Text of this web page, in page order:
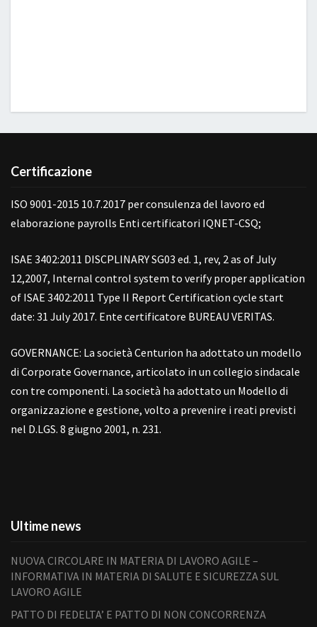
Certificazione
ISO 9001-2015 10.7.2017 per consulenza del lavoro ed
elaborazione payrolls Enti certificatori IQNET-CSQ;
ISAE 3402:2011 DISCPLINARY SG03 ed. 1, rev, 2 as of July
12,2007, Internal control system to verify proper application
of ISAE 3402:2011 Type II Report Certification cycle start
date: 31 July 2017. Ente certificatore BUREAU VERITAS.
GOVERNANCE: La società Centurion ha adottato un modello
di Corporate Governance, articolato in un collegio sindacale
con tre componenti. La società ha adottato un Modello di
organizzazione e gestione, volto a prevenire i reati previsti
nel D.LGS. 8 giugno 2001, n. 231.
Ultime news
NUOVA CIRCOLARE IN MATERIA DI LAVORO AGILE –
INFORMATIVA IN MATERIA DI SALUTE E SICUREZZA SUL
LAVORO AGILE
PATTO DI FEDELTA’ E PATTO DI NON CONCORRENZA